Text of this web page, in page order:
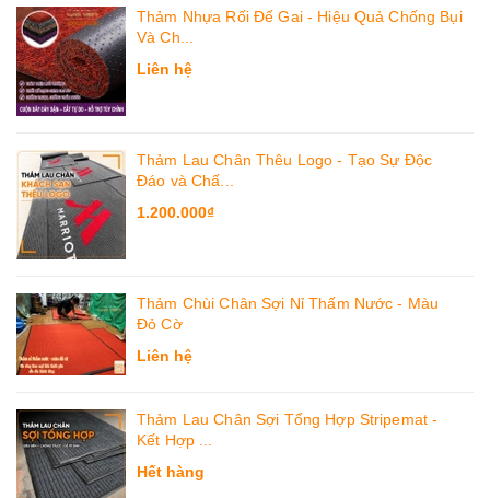
Thảm Nhựa Rối Đế Gai - Hiệu Quả Chống Bụi
Và Ch...
Liên hệ
Thảm Lau Chân Thêu Logo - Tạo Sự Độc
Đáo và Chấ...
1.200.000₫
Thảm Chùi Chân Sợi Nỉ Thấm Nước - Màu
Đỏ Cờ
Liên hệ
Thảm Lau Chân Sợi Tổng Hợp Stripemat -
Kết Hợp ...
Hết hàng